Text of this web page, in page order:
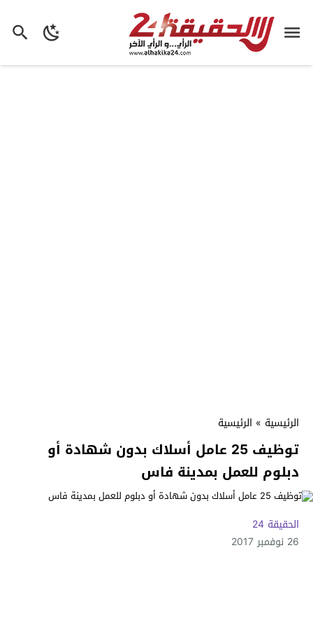
الرئيسية » الرئيسية
توظيف 25 عامل أسلاك بدون شهادة أو
دبلوم للعمل بمدينة فاس
الحقيقة 24
26 نوفمبر 2017